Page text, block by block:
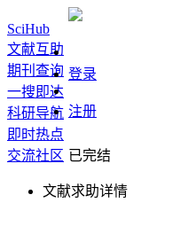
SciHub
文献互助
期刊查询
一搜即达
科研导航
即时热点
交流社区
登录
注册
已完结
文献求助详情